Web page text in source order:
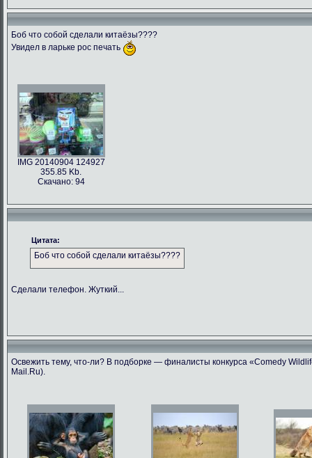
Боб что собой сделали китаёзы????
Увидел в ларьке рос печать
IMG 20140904 124927
355.85 Kb.
Скачано: 94
Цитата:
Боб что собой сделали китаёзы????
Сделали телефон. Жуткий...
Освежить тему, что-ли? В подборке — финалисты конкурса «Comedy
Mail.Ru).